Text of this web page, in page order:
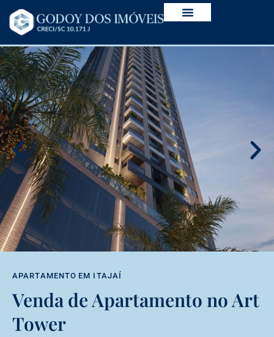
APARTAMENTO EM ITAJAÍ
Venda de Apartamento no Art
Tower